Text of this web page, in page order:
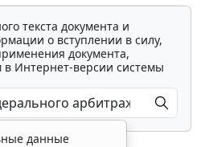
текста документа и
о вступлении в силу,
документа,
в Интернет-версии системы
данные